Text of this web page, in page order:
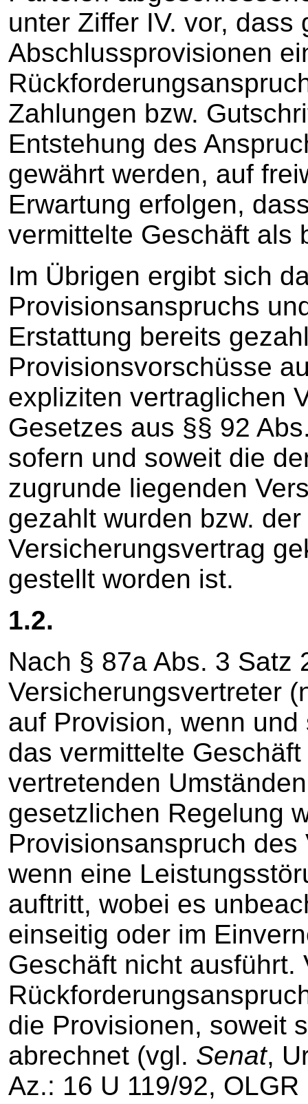
unter Ziffer IV. vor, dass
Abschlussprovisionen
Zahlungen bzw.
Entstehung des
gewährt werden, auf
Erwartung erfolgen,
vermittelte Geschäft als
Im Übrigen ergibt sich
Provisionsanspruchs
Erstattung bereits
Provisionsvorschüsse
expliziten vertraglichen
Gesetzes aus §§ 92
sofern und soweit die
zugrunde liegenden
gezahlt wurden bzw.
Versicherungsvertrag
gestellt worden ist.
1.2.
Nach § 87a Abs. 3 Satz
Versicherungsvertreter
auf Provision, wenn
das vermittelte
vertretenden
gesetzlichen Regelung
Provisionsanspruch
wenn eine
auftritt, wobei es
einseitig oder im
Geschäft nicht ausführt.
die Provisionen, soweit
abrechnet (vgl. Senat,
Az.: 16 U 119/92,